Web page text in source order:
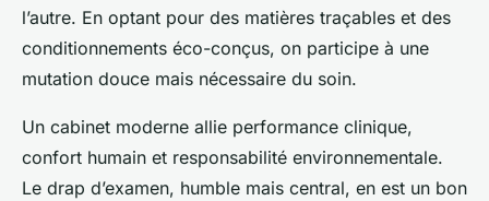
l’autre. En optant pour des matières traçables et des
conditionnements éco-conçus, on participe à une
mutation douce mais nécessaire du soin.
Un cabinet moderne allie performance clinique,
confort humain et responsabilité environnementale.
Le drap d’examen, humble mais central, en est un bon